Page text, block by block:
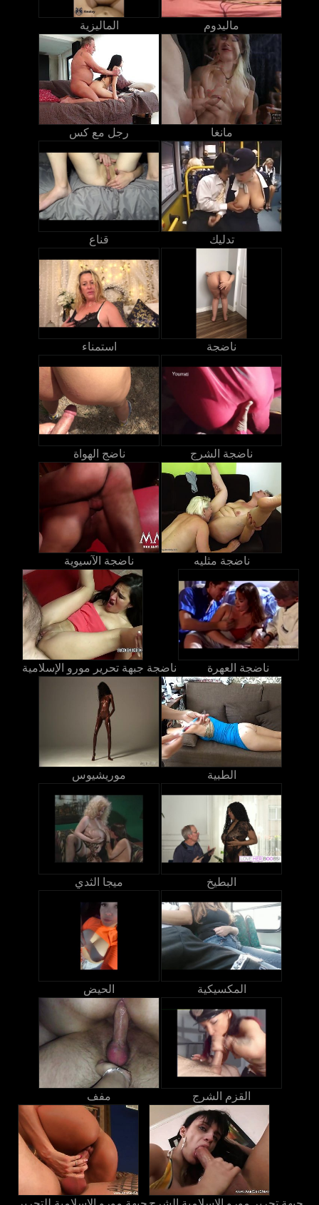
الماليزية ماليدوم
رجل مع كس مانغا
قناع تدليك
استمناء ناضجة
ناضج الهواة ناضجة الشرج
ناضجة الآسيوية ناضجة مثليه
ناضجة جبهة تحرير مورو الإسلامية ناضجة العهرة
موريشيوس الطبية
ميجا الثدي البطيخ
الحيض المكسيكية
مفف القزم الشرج